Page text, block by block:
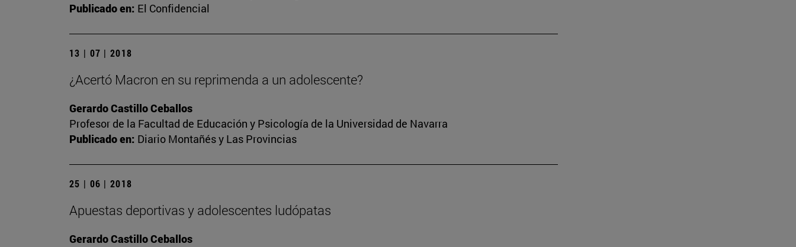
Publicado en: El Confidencial
13 | 07 | 2018
¿Acertó Macron en su reprimenda a un adolescente?
Gerardo Castillo Ceballos
Profesor de la Facultad de Educación y Psicología de la Universidad de Navarra
Publicado en: Diario Montañés y Las Provincias
25 | 06 | 2018
Apuestas deportivas y adolescentes ludópatas
Gerardo Castillo Ceballos